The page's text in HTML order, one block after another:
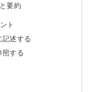
要約
ト
述する
する